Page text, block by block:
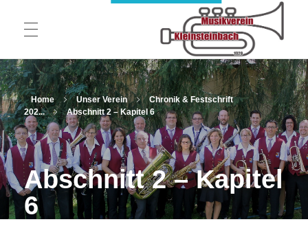
Musikverein 1920 Kleinsteinbach e.V.
STARTSEITE
UNSER VEREIN
Blasorchester
Jugend und Ausbildung
FESTZELT AM HAGWALD
Home Unser Verein
Chronik & Festschrift
202...
Abschnitt 2 – Kapitel 6
Abschnitt 2 – Kapitel
6